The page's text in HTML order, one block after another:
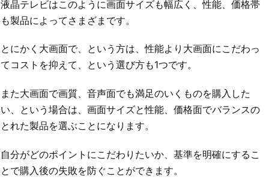
液晶テレビはこのように画面サイズも幅広く、性能、価格帯
も製品によってさまざまです。
とにかく大画面で、という方は、性能より大画面にこだわっ
てコストを抑えて、という選び方も1つです。
また大画面で画質、音声面でも満足のいくものを購入した
い、という場合は、画面サイズと性能、価格面でバランスの
とれた製品を選ぶことになります。
自分がどのポイントにこだわりたいか、基準を明確にするこ
とで購入後の失敗を防ぐことができます。